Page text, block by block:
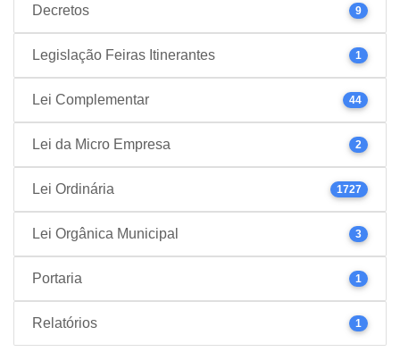
Decretos 9
Legislação Feiras Itinerantes 1
Lei Complementar 44
Lei da Micro Empresa 2
Lei Ordinária 1727
Lei Orgânica Municipal 3
Portaria 1
Relatórios 1